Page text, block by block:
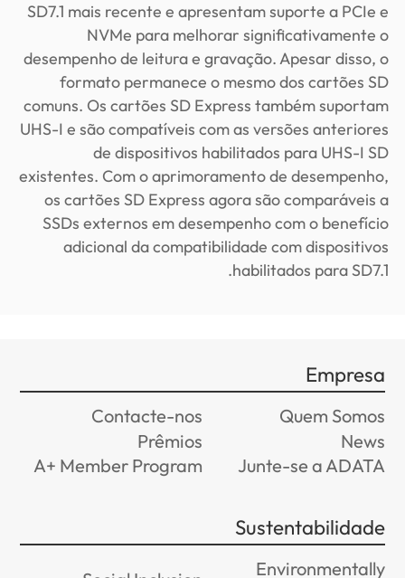
SD7.1 mais recente e apresentam suporte a PCIe e
NVMe para melhorar significativamente o
desempenho de leitura e gravação. Apesar disso, o
formato permanece o mesmo dos cartões SD
comuns. Os cartões SD Express também suportam
UHS-I e são compatíveis com as versões anteriores
de dispositivos habilitados para UHS-I SD
existentes. Com o aprimoramento de desempenho,
os cartões SD Express agora são comparáveis ​​a
SSDs externos em desempenho com o benefício
adicional da compatibilidade com dispositivos
habilitados para SD7.1.
Empresa
Quem Somos
Contacte-nos
News
Prêmios
Junte-se a ADATA
A+ Member Program
Sustentabilidade
Environmentally